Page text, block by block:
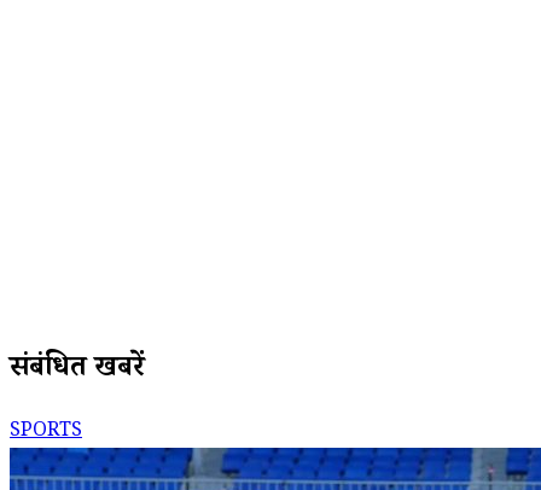
संबंधित खबरें
SPORTS